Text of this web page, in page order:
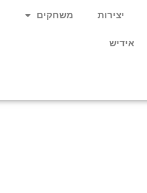
יצירות משחקים
אידיש